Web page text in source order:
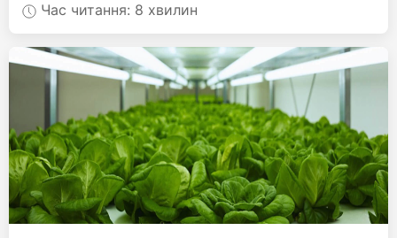
Час читання: 8 хвилин